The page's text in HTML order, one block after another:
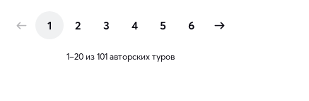
1 2 3 4 5 6
1–20 из 101 авторских туров